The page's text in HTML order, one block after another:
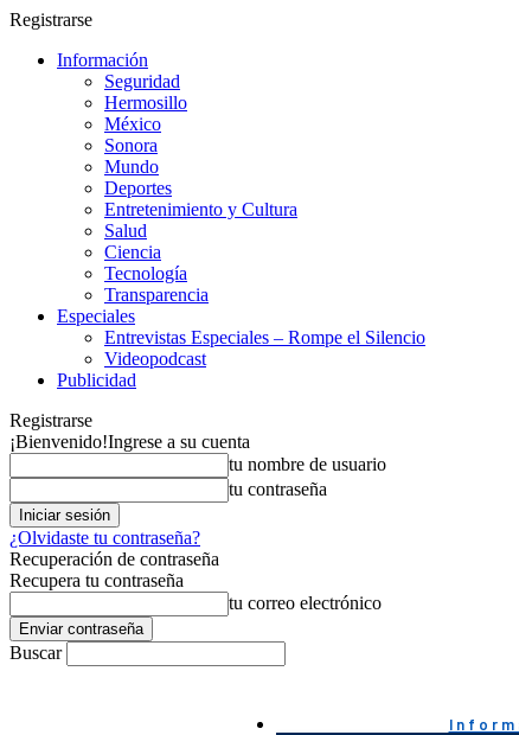
Registrarse
Información
Seguridad
Hermosillo
México
Sonora
Mundo
Deportes
Entretenimiento y Cultura
Salud
Ciencia
Tecnología
Transparencia
Especiales
Entrevistas Especiales – Rompe el Silencio
Videopodcast
Publicidad
Registrarse
¡Bienvenido!Ingrese a su cuenta
tu nombre de usuario
tu contraseña
¿Olvidaste tu contraseña?
Recuperación de contraseña
Recupera tu contraseña
tu correo electrónico
Buscar